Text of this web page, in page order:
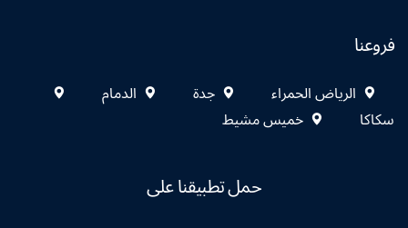
فروعنا
الرياض الحمراء جدة
الدمام
سكاكا
خميس مشيط
حمل تطبيقنا على